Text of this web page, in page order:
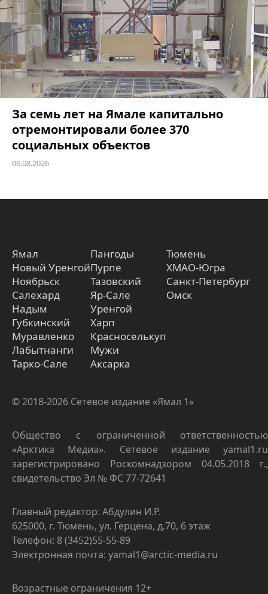
За семь лет на Ямале капитально
отремонтировали более 370
социальных объектов
06.08.2026
Ямал
Новый Уренгой
Ноябрьск
Салехард
Надым
Губкинский
Муравленко
Лабытнанги
Тарко-Сале
Пангоды
Пурпе
Тазовский
Яр-Сале
Уренгой
Харп
Красноселькуп
Мужи
Аксарка
Тюмень
ХМАО-Югра
Санкт-Петербург
Омск
© 2018-2026 Сетевое издание «Ямал 1»
Общество с ограниченной ответственностью
«Арктика Медиа». Сетевое издание yamal1.ru
зарегистрировано Роскомнадзором 04.05.2018 г.,
свидетельство Эл № ФС 77-72641
Главный редактор: Абдулин И.Р.
625000, г. Тюмень, ул. Герцена, д.70, 6 этаж
Телефон: 8 (3452)55-55-89
Электронная почта: yamal1@arctic-media.ru
Возрастные ограничения 12+